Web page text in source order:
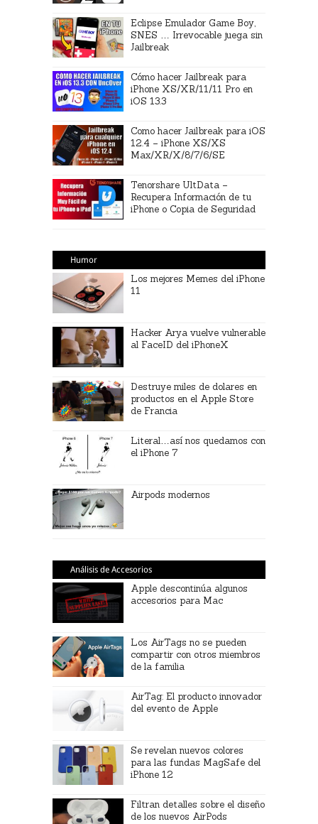
Eclipse Emulador Game Boy,
SNES … Irrevocable juega sin
Jailbreak
Cómo hacer Jailbreak para
iPhone XS/XR/11/11 Pro en
iOS 13.3
Como hacer Jailbreak para iOS
12.4 – iPhone XS/XS
Max/XR/X/8/7/6/SE
Tenorshare UltData –
Recupera Información de tu
iPhone o Copia de Seguridad
Humor
Los mejores Memes del iPhone
11
Hacker Arya vuelve vulnerable
al FaceID del iPhoneX
Destruye miles de dolares en
productos en el Apple Store
de Francia
Literal…así nos quedamos con
el iPhone 7
Airpods modernos
Análisis de Accesorios
Apple descontinúa algunos
accesorios para Mac
Los AirTags no se pueden
compartir con otros miembros
de la familia
AirTag: El producto innovador
del evento de Apple
Se revelan nuevos colores
para las fundas MagSafe del
iPhone 12
Filtran detalles sobre el diseño
de los nuevos AirPods